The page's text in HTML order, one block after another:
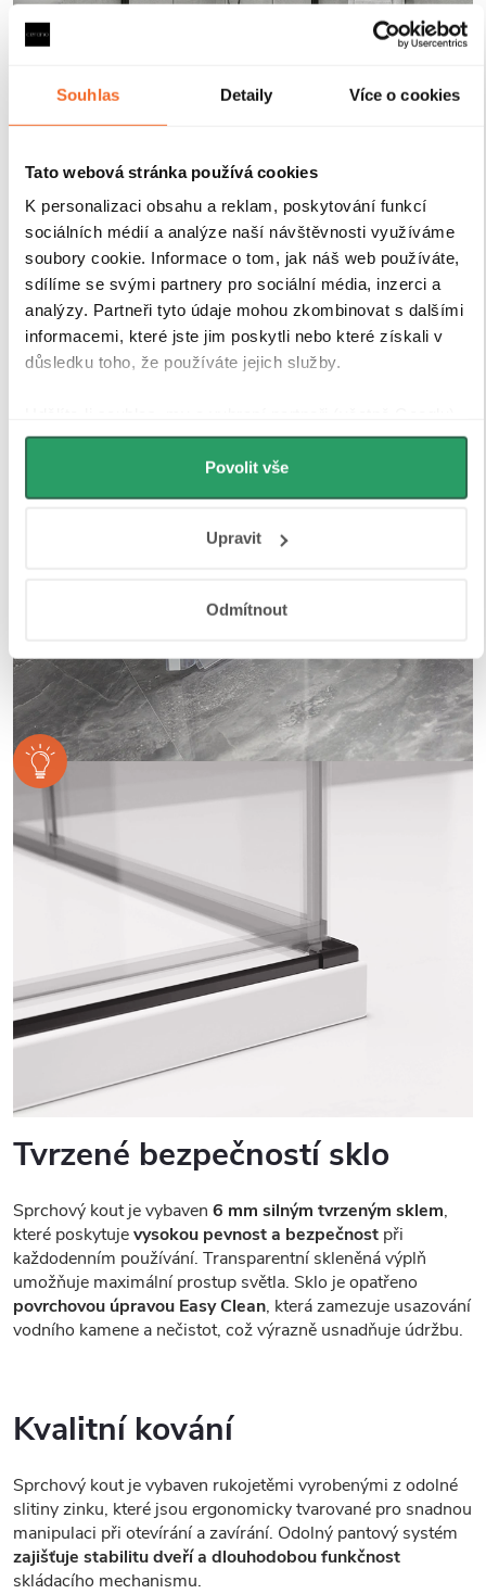
Souhlas Detaily Více o cookies
Tato webová stránka používá cookies
K personalizaci obsahu a reklam, poskytování funkcí
sociálních médií a analýze naší návštěvnosti využíváme
soubory cookie. Informace o tom, jak náš web používáte,
sdílíme se svými partnery pro sociální média, inzerci a
analýzy. Partneři tyto údaje mohou zkombinovat s dalšími
informacemi, které jste jim poskytli nebo které získali v
důsledku toho, že používáte jejich služby.
můžeme používat cookies pro analytiku a
personalizovanou reklamu. Jak Google zpracovává
osobní údaje najdete na stránkách
Povolit vše
Upravit
Odmítnout
Magnetické lišty
Zavírání pomocí magnetických lišt
pevně drží
sprchové dveře a zabraňuje jejich samovolnému
otevírání. Lišty jsou umístěny na hraně dveří a rámu
nebo mezi dvěma skleněnými křídly, kde magnety
zajišťují jejich bezpečné přilnutí.
Tvrzené bezpečností sklo
Sprchový kout je vybaven 6 mm silným tvrzeným sklem,
které poskytujevysokou pevnost a bezpečnost při
každodenním používání. Transparentní skleněná výplň
umožňuje maximální prostup světla. Sklo je opatřeno
povrchovou úpravou Easy Clean, která zamezuje usazování
vodního kamene a nečistot, což výrazně usnadňuje údržbu.
Kvalitní kování
Sprchový kout je vybaven rukojetěmi vyrobenými z odolné
slitiny zinku, které jsou ergonomicky tvarované pro snadnou
manipulaci při otevírání a zavírání. Odolný pantový systém
zajišťuje stabilitu dveří a dlouhodobou funkčnost
skládacího mechanismu.